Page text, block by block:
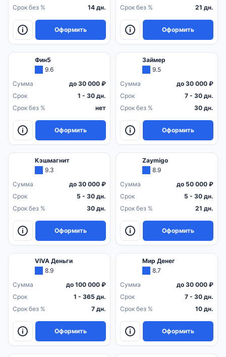
Срок без %
14 дн.
Оформить
Срок без %
21 дн.
Оформить
Фин5
9.6
Сумма
до 30 000 ₽
Срок
1 - 30 дн.
Срок без %
нет
Оформить
Займер
9.5
Сумма
до 30 000 ₽
Срок
7 - 30 дн.
Срок без %
30 дн.
Оформить
Кэшмагнит
9.3
Сумма
до 30 000 ₽
Срок
5 - 30 дн.
Срок без %
30 дн.
Оформить
Zaymigo
8.9
Сумма
до 50 000 ₽
Срок
5 - 30 дн.
Срок без %
21 дн.
Оформить
VIVA Деньги
8.9
Сумма
до 100 000 ₽
Срок
1 - 365 дн.
Срок без %
7 дн.
Оформить
Мир Денег
8.7
Сумма
до 30 000 ₽
Срок
7 - 30 дн.
Срок без %
10 дн.
Оформить